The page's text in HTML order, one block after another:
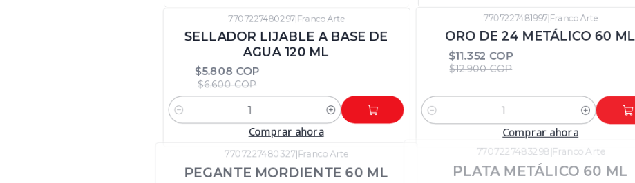
7707227480297|Franco Arte
SELLADOR LIJABLE A BASE DE
AGUA 120 ML
$5.808 COP
$6.600 COP
Cantidad
Comprar ahora
7707227481997| Franco Arte
ORO DE 24 METÁLICO 60 ML
$11.352 COP
$12.900 COP
Cantidad
Comprar ahora
-12% DTO
7707227480327 |Franco Arte
PEGANTE MORDIENTE 60 ML
-12%DTO
7707227483298 Franco Arte
PLATA METÁLICO 60 ML